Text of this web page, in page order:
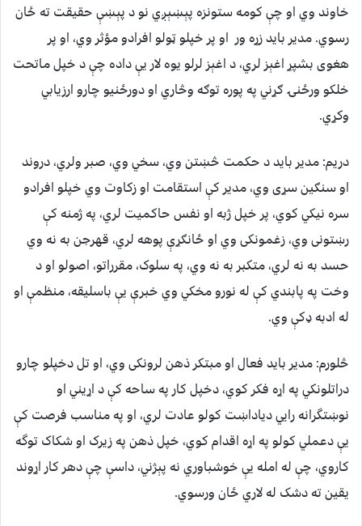
خاوند وي او چې کومه ستونزه پېښېږي نو د پېښې حقيقت ته ځان
رسوي. مدير بايد زړه ور او پر خپلو ټولو افرادو مؤثر وي، او پر
هغوی بشپړ اغېز لري، د اغېز لرلو يوه لار يې داده چې د خپل ماتحت
خلکو ورځنۍ ګړني په پوره توګه وڅاري او دورځنيو چارو ارزيابي
وکړي.
دريم: مدير بايد د حکمت څښتن وي، سخي وي، صبر ولري، دروند
او سنګين سړی وي، مدير کې استقامت او زکاوت وي خپلو افرادو
سره نيکي کوي، پر خپل ژبه او نفس حاکميت لري، په ژمنه کې
رښتونی وي، زغمونکی وي او ځانګړې پوهه لري، قهرجن به نه وي
حسد به نه لري، متکبر به نه وي، په سلوک، مقرراتو، اصولو او د
وخت په پابندي کې له نورو مخکي وي خبرې يې باسليقه، منظمې او
له ادبه ډکې وي.
څلورم: مدیر باید فعال او مبتکر ذهن لرونکی وي، او تل دخپلو چارو
دراتلونکي په اړه فکر کوي، دخپل کار په ساحه کې د اړيني او
نوښتگرانه رایي دیاداښت کولو عادت لري، او په مناسب فرصت کې
یې دعملي کولو په اړه اقدام کوي، خپل ذهن په زیرک او شکاک توگه
کاروي، چې له امله یې خوشباوري نه پېژني، داسې چې دهر کار اړوند
یقین ته دشک له لاري ځان ورسوي.